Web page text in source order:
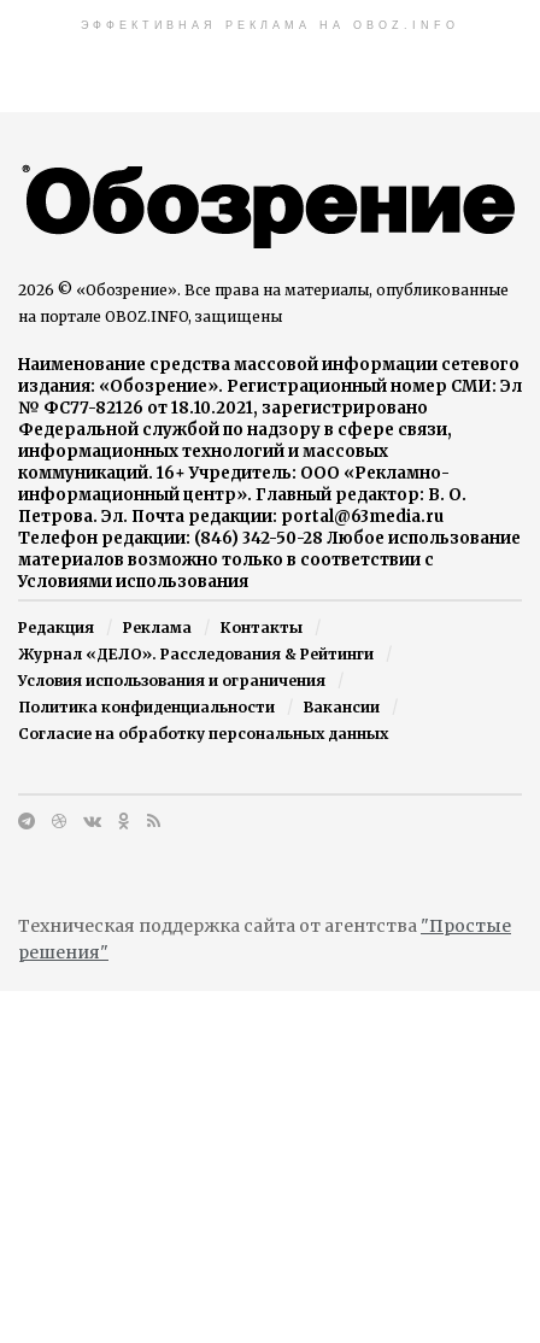
ЭФФЕКТИВНАЯ РЕКЛАМА НА OBOZ.INFO
2026 © «Обозрение». Все права на материалы, опубликованные
на портале OBOZ.INFO, защищены
Наименование средства массовой информации сетевого
издания: «Обозрение». Регистрационный номер СМИ: Эл
№ ФС77-82126 от 18.10.2021, зарегистрировано
Федеральной службой по надзору в сфере связи,
информационных технологий и массовых
коммуникаций. 16+ Учредитель: ООО «Рекламно-
информационный центр». Главный редактор: В. О.
Петрова. Эл. Почта редакции: portal@63media.ru
Телефон редакции: (846) 342-50-28 Любое использование
материалов возможно только в соответствии с
Условиями использования
Редакция Реклама
Контакты
Журнал «ДЕЛО». Расследования & Рейтинги
Условия использования и ограничения
Политика конфиденциальности
Вакансии
Согласие на обработку персональных данных
Техническая поддержка сайта от агентства "Простые
решения"